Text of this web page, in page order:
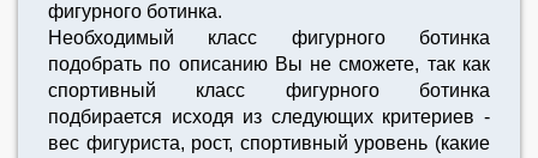
фигурного ботинка.
Необходимый класс фигурного ботинка
подобрать по описанию Вы не сможете, так как
спортивный класс фигурного ботинка
подбирается исходя из следующих критериев -
вес фигуриста, рост, спортивный уровень (какие